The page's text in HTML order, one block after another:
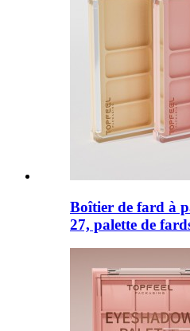
Boîtier de fard à
27, palette de